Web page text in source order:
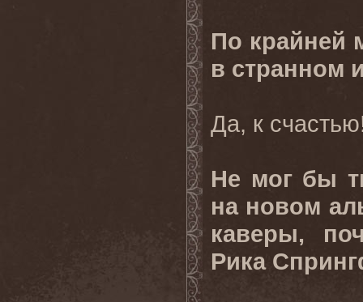
По крайней
в странном
Да, к
Не мог бы
на новом
каверы,
Рика